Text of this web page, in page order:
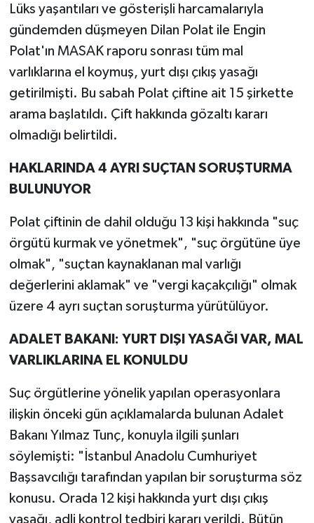
Lüks yaşantıları ve gösterişli harcamalarıyla
gündemden düşmeyen Dilan Polat ile Engin
Polat'ın MASAK raporu sonrası tüm mal
varlıklarına el koymuş, yurt dışı çıkış yasağı
getirilmişti. Bu sabah Polat çiftine ait 15 şirkette
arama başlatıldı. Çift hakkında gözaltı kararı
olmadığı belirtildi.
HAKLARINDA 4 AYRI SUÇTAN SORUŞTURMA
BULUNUYOR
Polat çiftinin de dahil olduğu 13 kişi hakkında "suç
örgütü kurmak ve yönetmek", "suç örgütüne üye
olmak", "suçtan kaynaklanan mal varlığı
değerlerini aklamak" ve "vergi kaçakçılığı" olmak
üzere 4 ayrı suçtan soruşturma yürütülüyor.
ADALET BAKANI: YURT DIŞI YASAĞI VAR, MAL
VARLIKLARINA EL KONULDU
Suç örgütlerine yönelik yapılan operasyonlara
ilişkin önceki gün açıklamalarda bulunan Adalet
Bakanı Yılmaz Tunç, konuyla ilgili şunları
söylemişti: "İstanbul Anadolu Cumhuriyet
Başsavcılığı tarafından yapılan bir soruşturma söz
konusu. Orada 12 kişi hakkında yurt dışı çıkış
yasağı, adli kontrol tedbiri kararı verildi. Bütün